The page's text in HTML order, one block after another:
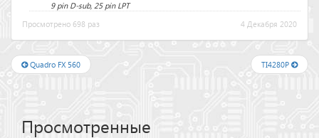
9 pin D-sub, 25 pin LPT
Просмотрено 698 раз
4 Декабря 2020
Quadro FX 560 TI4280P
Просмотренные